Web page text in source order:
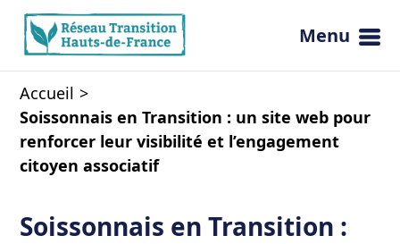
Ouvrir
Menu
Accueil
Soissonnais en Transition : un site web pour
renforcer leur visibilité et l’engagement
citoyen associatif
Soissonnais en Transition :